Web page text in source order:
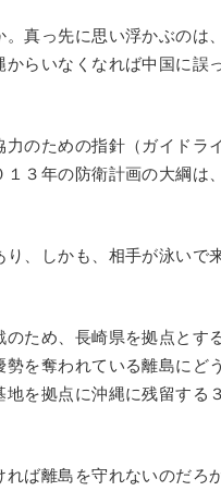
真っ先に思い浮かぶのは
らいなくなれば中国に誤
のための指針（ガイドラ
３年の防衛計画の大綱は
、しかも、相手が泳いで
ため、長崎県を拠点とす
勢を奪われている離島にど
を拠点に沖縄に残留する
ば離島を守れないのだろ